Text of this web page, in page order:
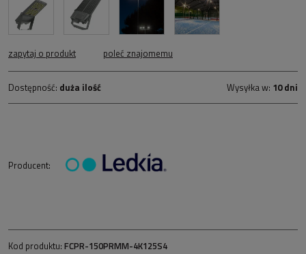
zapytaj o produkt poleć znajomemu
Dostępność: duża ilość Wysyłka w: 10 dni
Producent:
Kod produktu: FCPR-150PRMM-4K125S4